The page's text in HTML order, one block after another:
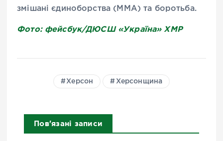
змішані єдиноборства (MMA) та боротьба.
Фото: фейсбук/ДЮСШ «Україна» ХМР
Херсон Херсонщина
Пов'язані записи